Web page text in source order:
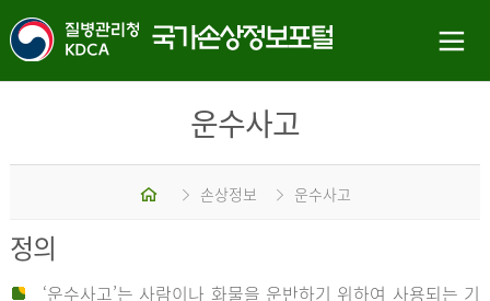
운수사고
홈 손상정보 운수사고
정의
‘운수사고’는 사람이나 화물을 운반하기 위하여 사용되는 기